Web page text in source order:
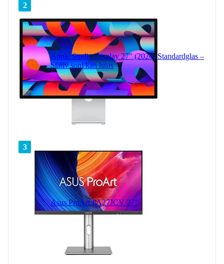
2
Apple Studio Display 27" (2026) Standardglas –
Stativ som kan lutas
3
Asus ProArt PA27JCV 27"